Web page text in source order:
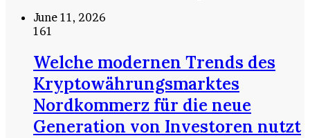
June 11, 2026
161
Welche modernen Trends des
Kryptowährungsmarktes
Nordkommerz für die neue
Generation von Investoren nutzt